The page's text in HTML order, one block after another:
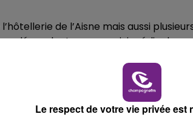
LE TICKET DE CAISSE
de l’Aisne mais aussi
dépendantes, sans suivi médical.
préfet a décidé de faire marche
plus large des mesures envisageables
Le respect de votre vie privée est